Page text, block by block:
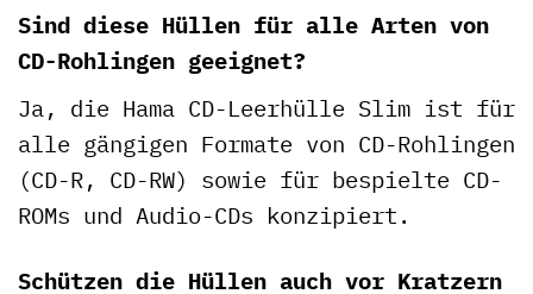
Sind diese Hüllen für alle Arten von
CD-Rohlingen geeignet?
Ja, die Hama CD-Leerhülle Slim ist für
alle gängigen Formate von CD-Rohlingen
(CD-R, CD-RW) sowie für bespielte CD-
ROMs und Audio-CDs konzipiert.
Schützen die Hüllen auch vor Kratzern